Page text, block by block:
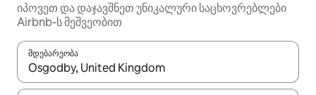
იპოვეთ და დაჯავშნეთ უნიკალური საცხოვრებლები
Airbnb-ს მეშვეობით
მდებარეობა
როცა შედეგები ხელმისაწვდომი გახდება, ნავიგაციისთვის